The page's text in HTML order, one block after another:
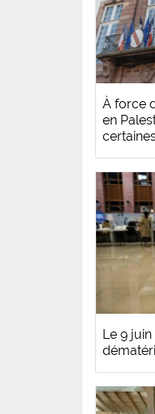
À force
en
Le 9